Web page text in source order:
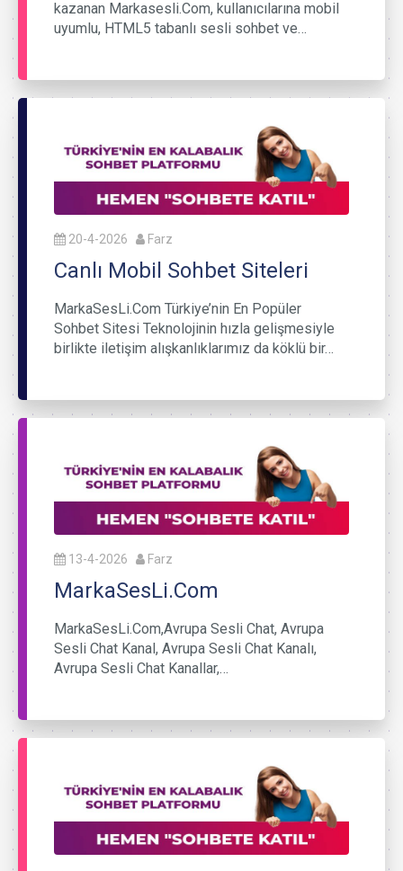
kazanan Markasesli.Com, kullanıcılarına mobil
uyumlu, HTML5 tabanlı sesli sohbet ve…
20-4-2026 Farz
Canlı Mobil Sohbet Siteleri
MarkaSesLi.Com Türkiye’nin En Popüler
Sohbet Sitesi Teknolojinin hızla gelişmesiyle
birlikte iletişim alışkanlıklarımız da köklü bir…
13-4-2026 Farz
MarkaSesLi.Com
MarkaSesLi.Com,Avrupa Sesli Chat, Avrupa
Sesli Chat Kanal, Avrupa Sesli Chat Kanalı,
Avrupa Sesli Chat Kanallar,…